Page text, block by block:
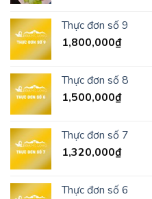
Thực đơn số 9
1,800,000₫
Thực đơn số 8
1,500,000₫
Thực đơn số 7
1,320,000₫
Thực đơn số 6